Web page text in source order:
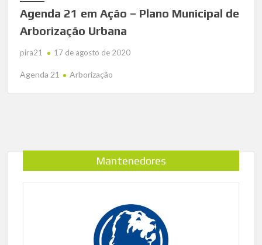
Agenda 21 em Ação – Plano Municipal de
Arborização Urbana
pira21 17 de agosto de 2020
Agenda 21 Arborização
Mantenedores